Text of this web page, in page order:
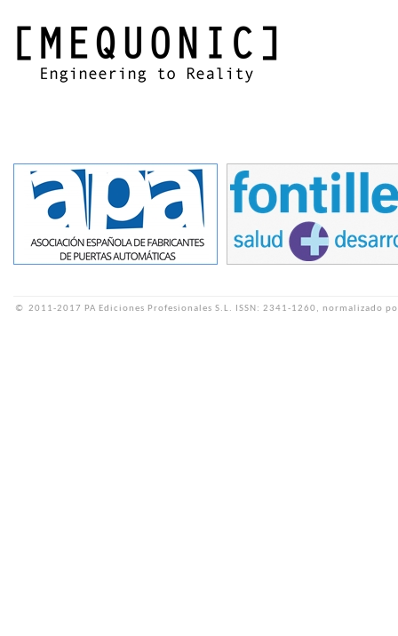
© 2011-2017 PA Ediciones Profesionales S.L. ISSN: 2341-1260, normalizado